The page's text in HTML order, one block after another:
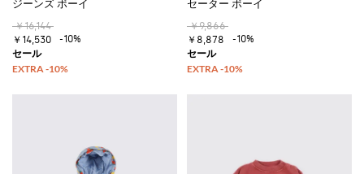
ジーンズ ボーイ
￥16,144
￥14,530
-10%
セーター ボーイ
￥9,866
￥8,878
-10%